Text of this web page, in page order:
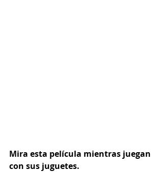
Mira esta película mientras juegan
con sus juguetes.